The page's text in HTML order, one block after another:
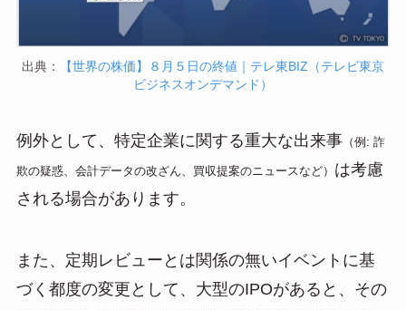
出典：
【世界の株価】８月５日の終値｜テレ東BIZ（テレビ東京
ビジネスオンデマンド）
例外として、特定企業に関する重大な出来事（例: 詐
欺の疑惑、会計データの改ざん、買収提案のニュースなど） は考慮
される場合があります。
また、定期レビューとは関係の無いイベントに基
づく都度の変更として、大型のIPOがあると、その